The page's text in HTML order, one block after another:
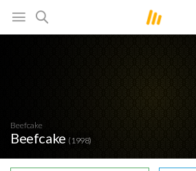
Beefcake
Beefcake (1998)